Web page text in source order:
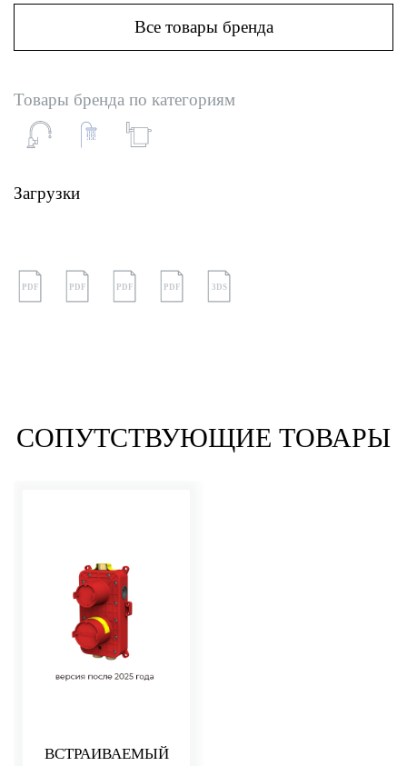
Все товары бренда
Товары бренда по категориям
Загрузки
PDF PDF PDF PDF 3DS
СОПУТСТВУЮЩИЕ ТОВАРЫ
ВСТРАИВАЕМЫЙ